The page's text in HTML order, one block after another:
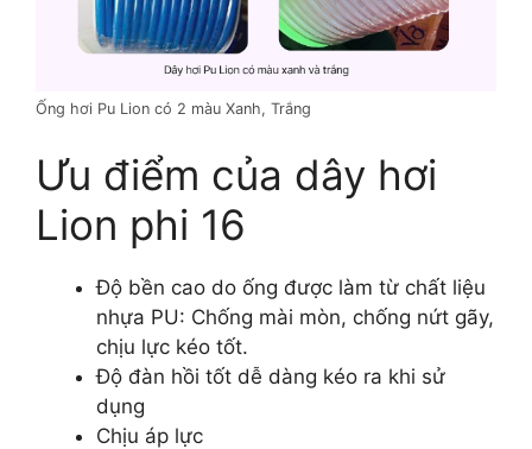
Ống hơi Pu Lion có 2 màu Xanh, Trắng
Ưu điểm của dây hơi
Lion phi 16
Độ bền cao do ống được làm từ chất liệu
nhựa PU: Chống mài mòn, chống nứt gãy,
chịu lực kéo tốt.
Độ đàn hồi tốt dễ dàng kéo ra khi sử
dụng
Chịu áp lực